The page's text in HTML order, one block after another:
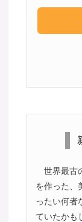
世界最古
を作った、
ったい何者
ていたかも